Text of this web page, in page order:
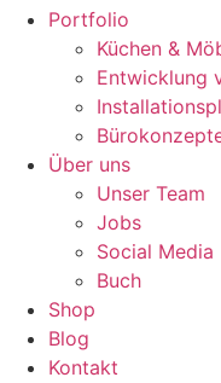
Portfolio
Küchen &
Entwicklung
Über uns
Unser Team
Jobs
Social Media
Buch
Shop
Blog
Kontakt